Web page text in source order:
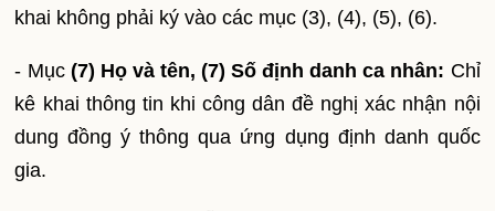
khai không phải ký vào các mục (3), (4), (5), (6).
- Mục (7) Họ và tên, (7) Số định danh ca nhân: Chỉ
kê khai thông tin khi công dân đề nghị xác nhận nội
dung đồng ý thông qua ứng dụng định danh quốc
gia.